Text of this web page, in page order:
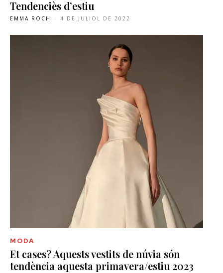
Tendenciès d’estiu
EMMA ROCH - 4 DE JULIOL DE 2022
MODA
Et cases? Aquests vestits de núvia són
tendència aquesta primavera/estiu 2023